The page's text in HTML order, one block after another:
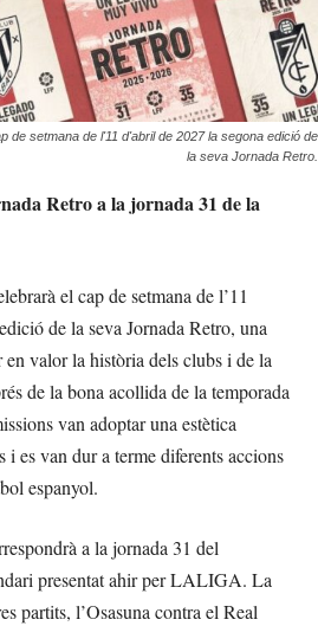
de setmana de l'11 d'abril de 2027 la segona edició de
la seva Jornada Retro.
Retro a la jornada 31 de la
el cap de setmana de l’11
de la seva Jornada Retro, una
valor la història dels clubs i de la
de la bona acollida de la temporada
van adoptar una estètica
i es van dur a terme diferents accions
espanyol.
a la jornada 31 del
presentat ahir per LALIGA. La
partits, l’Osasuna contra el Real